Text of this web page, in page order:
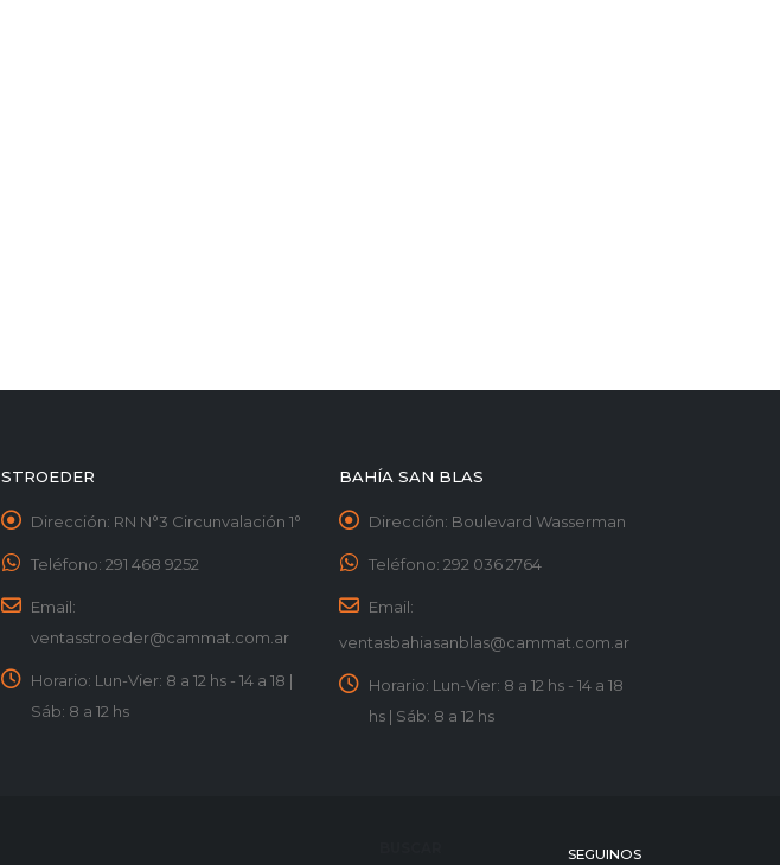
STROEDER
Dirección: RN N°3 Circunvalación 1°
Teléfono: 291 468 9252
Email:
ventasstroeder@cammat.com.ar
Horario: Lun-Vier: 8 a 12 hs - 14 a 18 |
Sáb: 8 a 12 hs
BAHÍA SAN BLAS
Dirección: Boulevard Wasserman
Teléfono: 292 036 2764
Email:
ventasbahiasanblas@cammat.com.ar
Horario: Lun-Vier: 8 a 12 hs - 14 a 18
hs | Sáb: 8 a 12 hs
SEGUINOS